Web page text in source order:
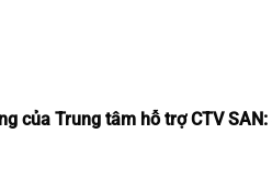
của Trung tâm hỗ trợ CTV SAN: